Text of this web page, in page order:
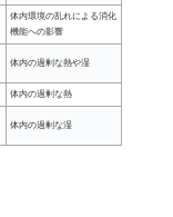
体内環境の乱れによる消化
機能への影響
体内の過剰な熱や湿
体内の過剰な熱
体内の過剰な湿